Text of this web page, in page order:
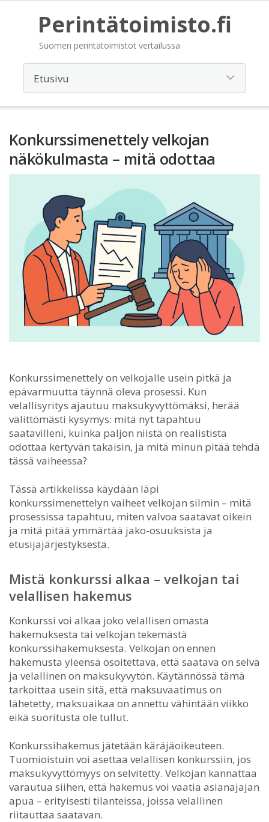
Perintätoimisto.fi
Suomen perintätoimistot vertailussa
Konkurssimenettely velkojan
näkökulmasta – mitä odottaa
Konkurssimenettely on velkojalle usein pitkä ja
epävarmuutta täynnä oleva prosessi. Kun
velallisyritys ajautuu maksukyvyttömäksi, herää
välittömästi kysymys: mitä nyt tapahtuu
saatavilleni, kuinka paljon niistä on realistista
odottaa kertyvän takaisin, ja mitä minun pitää tehdä
tässä vaiheessa?
Tässä artikkelissa käydään läpi
konkurssimenettelyn vaiheet velkojan silmin – mitä
prosessissa tapahtuu, miten valvoa saatavat oikein
ja mitä pitää ymmärtää jako-osuuksista ja
etusijajärjestyksestä.
Mistä konkurssi alkaa – velkojan tai
velallisen hakemus
Konkurssi voi alkaa joko velallisen omasta
hakemuksesta tai velkojan tekemästä
konkurssihakemuksesta. Velkojan on ennen
hakemusta yleensä osoitettava, että saatava on selvä
ja velallinen on maksukyvytön. Käytännössä tämä
tarkoittaa usein sitä, että maksuvaatimus on
lähetetty, maksuaikaa on annettu vähintään viikko
eikä suoritusta ole tullut.
Konkurssihakemus jätetään käräjäoikeuteen.
Tuomioistuin voi asettaa velallisen konkurssiin, jos
maksukyvyttömyys on selvitetty. Velkojan kannattaa
varautua siihen, että hakemus voi vaatia asianajajan
apua – erityisesti tilanteissa, joissa velallinen
riitauttaa saatavan.